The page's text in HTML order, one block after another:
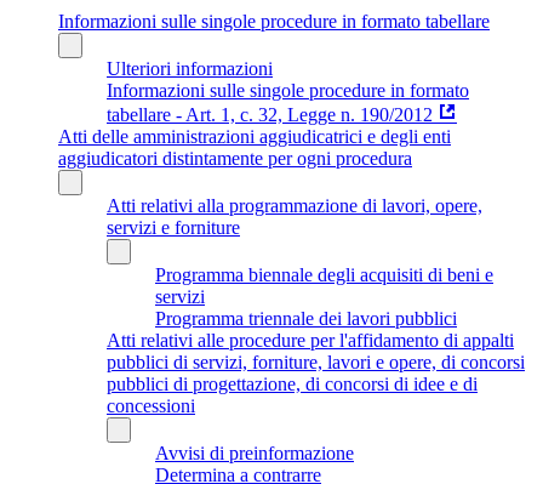
Informazioni sulle singole procedure in formato tabellare
Ulteriori informazioni
Informazioni sulle singole procedure in formato
tabellare - Art. 1, c. 32, Legge n. 190/2012
Atti delle amministrazioni aggiudicatrici e degli enti
aggiudicatori distintamente per ogni procedura
Atti relativi alla programmazione di lavori, opere,
servizi e forniture
Programma biennale degli acquisiti di beni e
servizi
Programma triennale dei lavori pubblici
Atti relativi alle procedure per l'affidamento di appalti
pubblici di servizi, forniture, lavori e opere, di concorsi
pubblici di progettazione, di concorsi di idee e di
concessioni
Avvisi di preinformazione
Determina a contrarre